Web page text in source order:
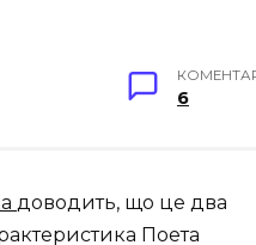
6
доводить, що це два
Поета